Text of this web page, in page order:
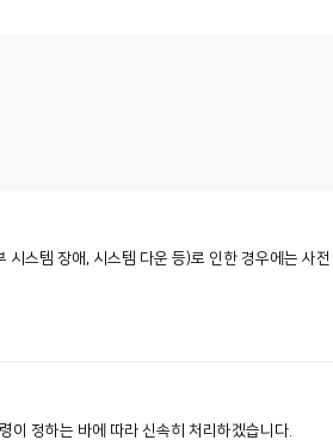
스템 장애, 시스템 다운 등)로 인한 경우에는 사
정하는 바에 따라 신속히 처리하겠습니다.